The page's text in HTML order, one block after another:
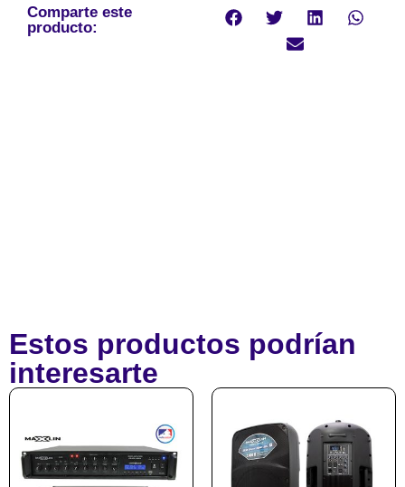
Comparte este
producto:
Estos productos podrían
interesarte